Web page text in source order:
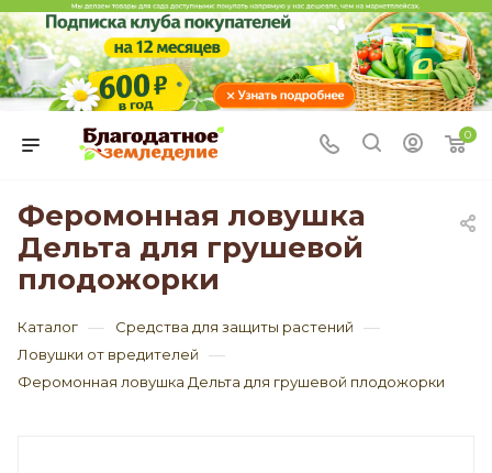
0
Феромонная ловушка
Дельта для грушевой
плодожорки
Каталог — Средства для защиты растений —
Ловушки от вредителей —
Феромонная ловушка Дельта для грушевой плодожорки